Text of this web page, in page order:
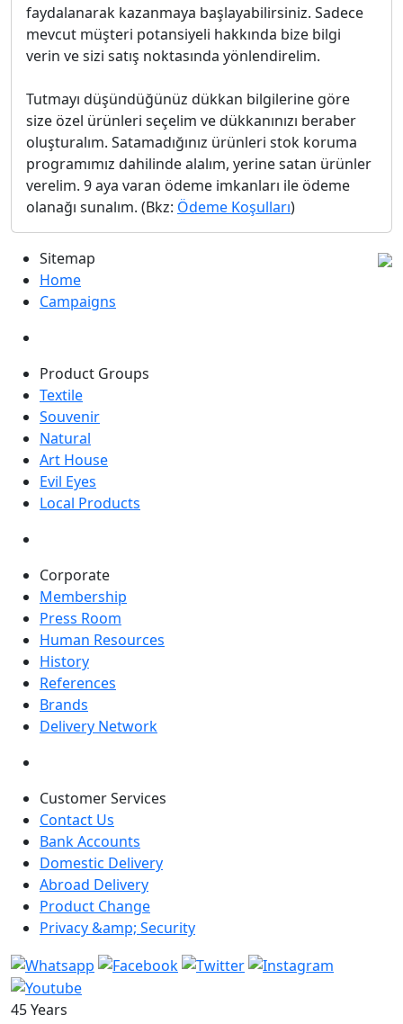
faydalanarak kazanmaya başlayabilirsiniz. Sadece
mevcut müşteri potansiyeli hakkında bize bilgi
verin ve sizi satış noktasında yönlendirelim.
Tutmayı düşündüğünüz dükkan bilgilerine göre
size özel ürünleri seçelim ve dükkanınızı beraber
oluşturalım. Satamadığınız ürünleri stok koruma
programımız dahilinde alalım, yerine satan ürünler
verelim. 9 aya varan ödeme imkanları ile ödeme
olanağı sunalım. (Bkz: Ödeme Koşulları)
Sitemap
Home
Campaigns
Product Groups
Textile
Souvenir
Natural
Art House
Evil Eyes
Local Products
Corporate
Membership
Press Room
Human Resources
History
References
Brands
Delivery Network
Customer Services
Contact Us
Bank Accounts
Domestic Delivery
Abroad Delivery
Product Change
Privacy &amp; Security
45 Years